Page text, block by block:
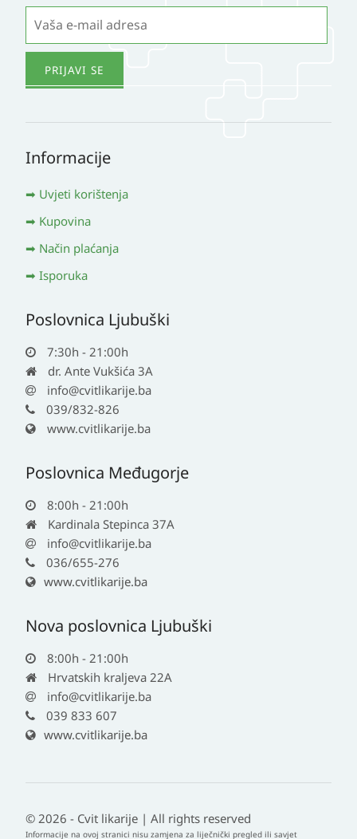
Informacije
Uvjeti korištenja
Kupovina
Način plaćanja
Isporuka
Poslovnica Ljubuški
7:30h - 21:00h
dr. Ante Vukšića 3A
info@cvitlikarije.ba
039/832-826
www.cvitlikarije.ba
Poslovnica Međugorje
8:00h - 21:00h
Kardinala Stepinca 37A
info@cvitlikarije.ba
036/655-276
www.cvitlikarije.ba
Nova poslovnica Ljubuški
8:00h - 21:00h
Hrvatskih kraljeva 22A
info@cvitlikarije.ba
039 833 607
www.cvitlikarije.ba
© 2026 - Cvit likarije | All rights reserved
Informacije na ovoj stranici nisu zamjena za liječnički pregled ili savjet